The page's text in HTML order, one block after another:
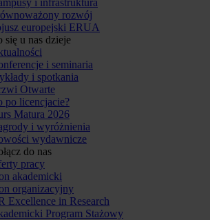
rozwój
europejski ERUA
się u nas dzieje
i seminaria
i spotkania
Otwarte
po licencjacie?
Matura 2026
i wyróżnienia
wydawnicze
do nas
pracy
akademicki
organizacyjny
Excellence in Research
Program Stażowy